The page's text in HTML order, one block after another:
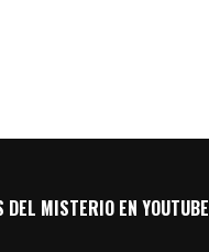
DEL MISTERIO EN YOUTUBE